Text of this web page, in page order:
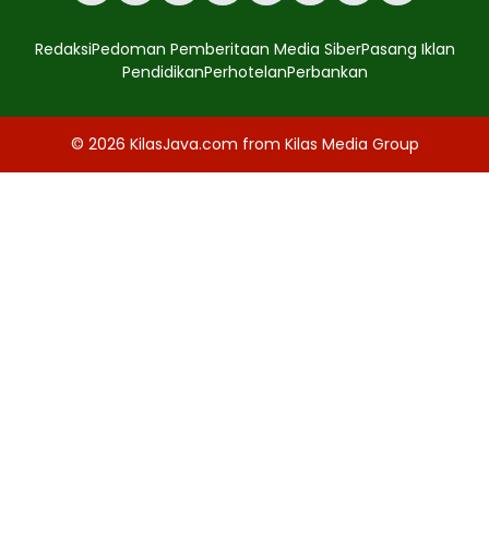
RedaksiPedoman Pemberitaan Media SiberPasang Iklan
PendidikanPerhotelanPerbankan
© 2026 KilasJava.com from Kilas Media Group